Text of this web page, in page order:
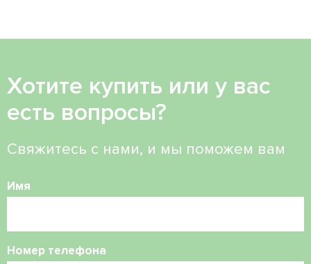
Хотите купить или у вас
есть вопросы?
Свяжитесь с нами, и мы поможем вам
Имя
Номер телефона